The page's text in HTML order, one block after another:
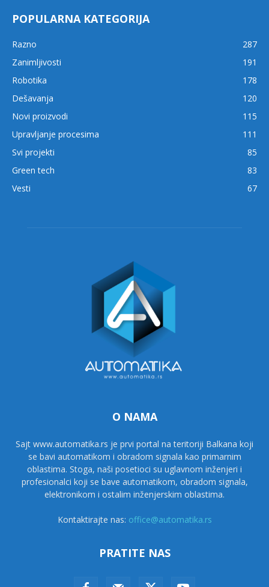
POPULARNA KATEGORIJA
Razno
287
Zanimljivosti
191
Robotika
178
Dešavanja
120
Novi proizvodi
115
Upravljanje procesima
111
Svi projekti
85
Green tech
83
Vesti
67
O NAMA
Sajt www.automatika.rs je prvi portal na teritoriji Balkana koji
se bavi automatikom i obradom signala kao primarnim
oblastima. Stoga, naši posetioci su uglavnom inženjeri i
profesionalci koji se bave automatikom, obradom signala,
elektronikom i ostalim inženjerskim oblastima.
Kontaktirajte nas: office@automatika.rs
PRATITE NAS